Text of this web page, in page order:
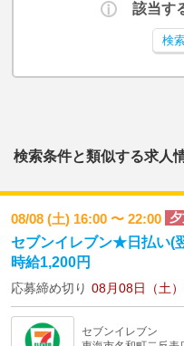
該当す
検
検索条件と類似する求人
08/08 (土) 16:00 〜 22:00
セブンイレブン★日払い(
時給1,200円
応募締め切り 08月08日（土
セブンイレブン